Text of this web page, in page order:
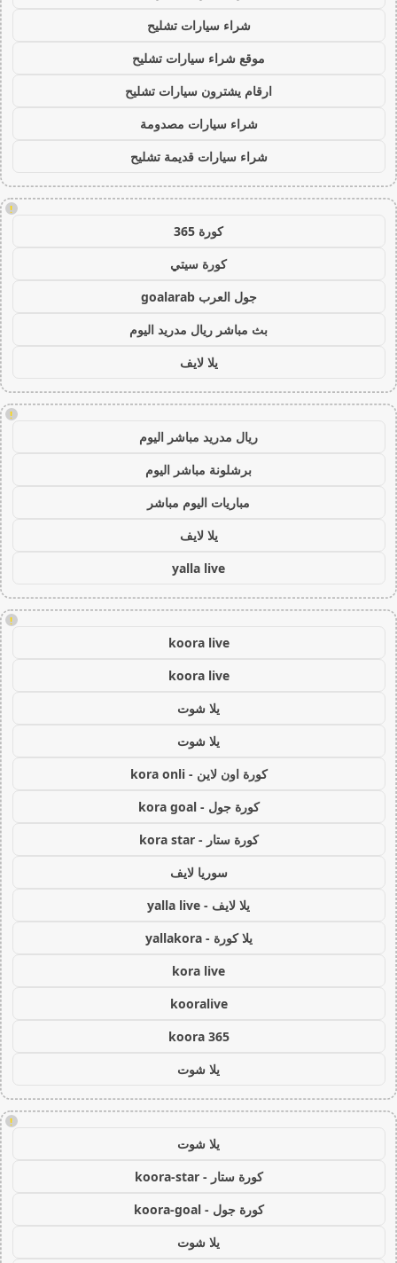
شراء سيارات تشليح
موقع شراء سيارات تشليح
ارقام يشترون سيارات تشليح
شراء سيارات مصدومة
شراء سيارات قديمة تشليح
!
كورة 365
كورة سيتي
جول العرب goalarab
بث مباشر ريال مدريد اليوم
يلا لايف
!
ريال مدريد مباشر اليوم
برشلونة مباشر اليوم
مباريات اليوم مباشر
يلا لايف
yalla live
!
koora live
koora live
يلا شوت
يلا شوت
كورة اون لاين - kora onli
كورة جول - kora goal
كورة ستار - kora star
سوريا لايف
يلا لايف - yalla live
يلا كورة - yallakora
kora live
kooralive
koora 365
يلا شوت
!
يلا شوت
كورة ستار - koora-star
كورة جول - koora-goal
يلا شوت